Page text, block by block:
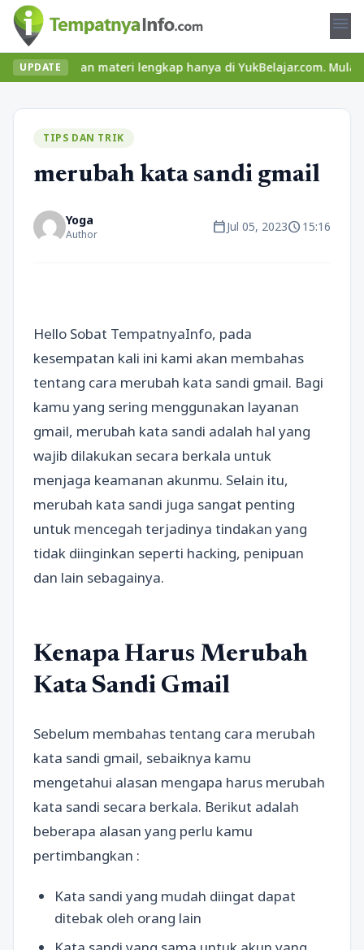
menu
UPDATE
dan materi lengkap hanya di YukBelajar.com. Mulai
TIPS DAN TRIK
merubah kata sandi gmail
Yoga
Author calendar_todayJul 05, 2023schedule15:16
Hello Sobat TempatnyaInfo, pada
kesempatan kali ini kami akan membahas
tentang cara merubah kata sandi gmail. Bagi
kamu yang sering menggunakan layanan
gmail, merubah kata sandi adalah hal yang
wajib dilakukan secara berkala untuk
menjaga keamanan akunmu. Selain itu,
merubah kata sandi juga sangat penting
untuk mencegah terjadinya tindakan yang
tidak diinginkan seperti hacking, penipuan
dan lain sebagainya.
Kenapa Harus Merubah
Kata Sandi Gmail
Sebelum membahas tentang cara merubah
kata sandi gmail, sebaiknya kamu
mengetahui alasan mengapa harus merubah
kata sandi secara berkala. Berikut adalah
beberapa alasan yang perlu kamu
pertimbangkan :
Kata sandi yang mudah diingat dapat
ditebak oleh orang lain